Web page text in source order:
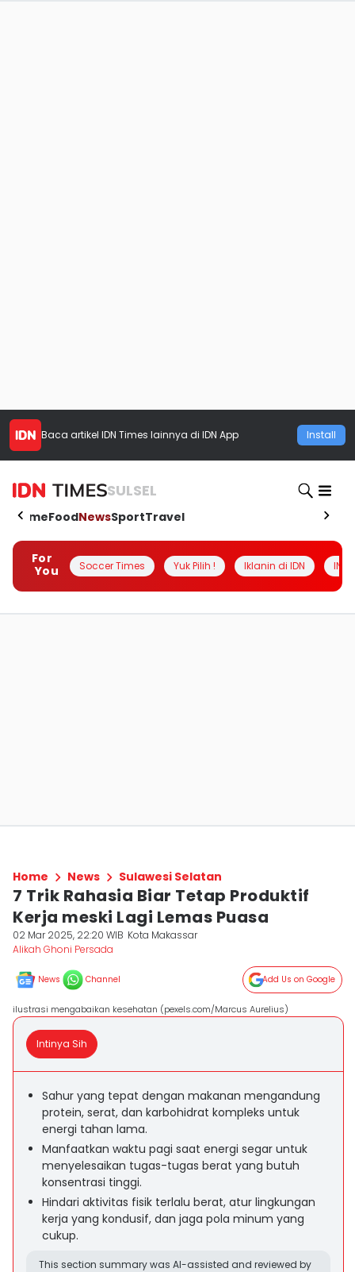
Baca artikel IDN Times lainnya di IDN App Install
SULSEL
HomeFoodNewsSportTravel
For
You
Soccer Times Yuk Pilih ! Iklanin di IDN
Home News Sulawesi Selatan
7 Trik Rahasia Biar Tetap Produktif
Kerja meski Lagi Lemas Puasa
02 Mar 2025, 22:20 WIB Kota Makassar
Alikah Ghoni Persada
News Channel Add Us on Google
ilustrasi mengabaikan kesehatan (pexels.com/Marcus Aurelius)
Intinya Sih
Sahur yang tepat dengan makanan mengandung
protein, serat, dan karbohidrat kompleks untuk
energi tahan lama.
Manfaatkan waktu pagi saat energi segar untuk
menyelesaikan tugas-tugas berat yang butuh
konsentrasi tinggi.
Hindari aktivitas fisik terlalu berat, atur lingkungan
kerja yang kondusif, dan jaga pola minum yang
cukup.
This section summary was AI-assisted and reviewed by